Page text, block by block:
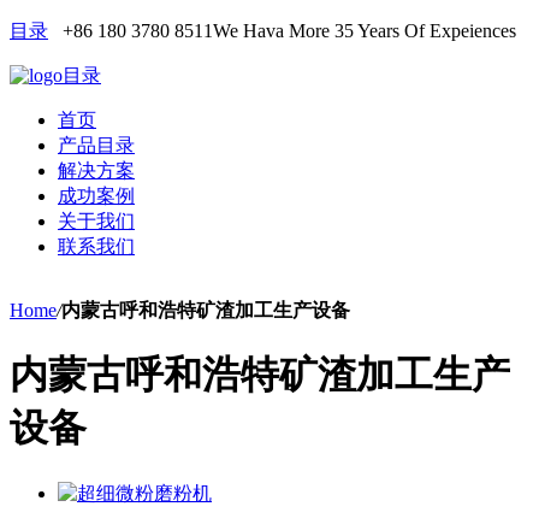
目录 +86 180 3780 8511We Hava More 35 Years Of Expeiences
目录
首页
产品目录
解决方案
成功案例
关于我们
联系我们
Home/内蒙古呼和浩特矿渣加工生产设备
内蒙古呼和浩特矿渣加工生产
设备